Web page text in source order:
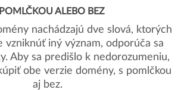
ALEBO BEZ
nachádzajú dve slová, ktorých
vzniknúť iný význam, odporúča sa
Aby sa predišlo k nedorozumeniu,
obe verzie domény, s pomlčkou
aj bez.